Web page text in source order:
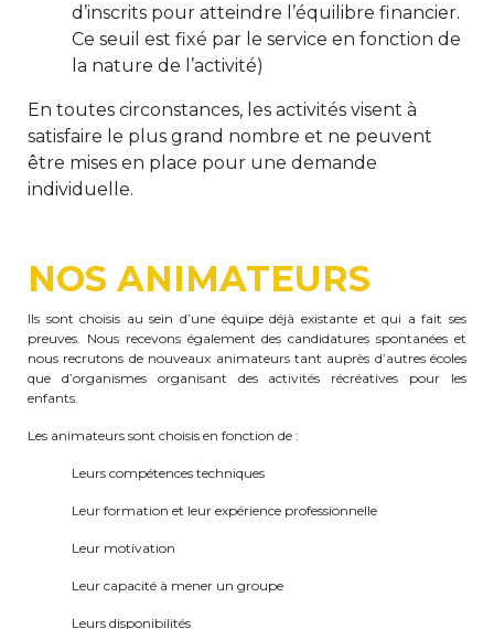
+32 (0)2 375 94 84
coordination@apeee-bxl1-services.be
Garderie Berkendael
periscolaire.berkendael@apeee-bxl1-
services.be
BE91 3631 6790 0976
+32 (0)2 375 31 35
garderie@apeee-bxl1-services.be
BE72 3100 8650 7316
d’inscrits pour atteindre l’équilibre financier.
Ce seuil est fixé par le service en fonction de
la nature de l’activité)
En toutes circonstances, les activités visent à
satisfaire le plus grand nombre et ne peuvent
être mises en place pour une demande
individuelle.
NOS ANIMATEURS
Ils sont choisis au sein d’une équipe déjà existante et qui a fait ses
preuves. Nous recevons également des candidatures spontanées et
nous recrutons de nouveaux animateurs tant auprès d’autres écoles
que d’organismes organisant des activités récréatives pour les
enfants.
Les animateurs sont choisis en fonction de :
Leurs compétences techniques
Leur formation et leur expérience professionnelle
Leur motivation
Leur capacité à mener un groupe
Leurs disponibilités